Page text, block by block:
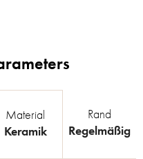
Material
Keramik
Rand
Regelmäßig